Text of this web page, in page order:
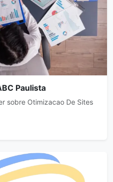
Paulista
sobre Otimizacao De Sites